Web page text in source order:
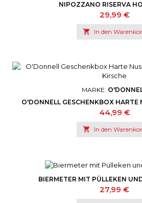
NIPOZZANO RISERVA
Preis
29,99 €
 In den
MARKE:
O'DONNELL GESCHENKBOX HARTE
PRALLE KIRSCHE
Preis
44,99 €
 In den
BIERMETER MIT PÜLLEKEN
Preis
27,99 €